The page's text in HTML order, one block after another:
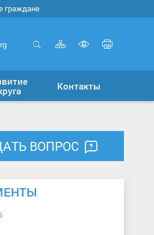
граждане
Карта
сайта
версию
для
Контакты
ВОПРОС